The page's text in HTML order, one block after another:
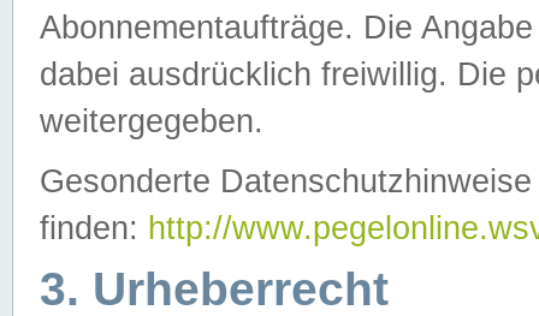
Abonnementaufträge. Die
dabei ausdrücklich freiwillig. Die
weitergegeben.
Gesonderte
finden: http://
3. Urheberrecht